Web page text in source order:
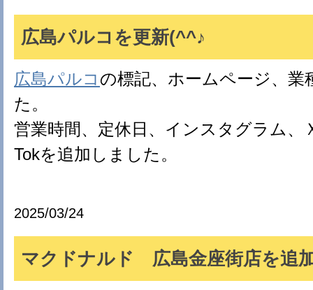
広島パルコを更新(^^♪
広島パルコ の標記、ホームページ、業
た。
営業時間、定休日、インスタグラム、
Tokを追加しました。
2025/03/24
マクドナルド 広島金座街店を追